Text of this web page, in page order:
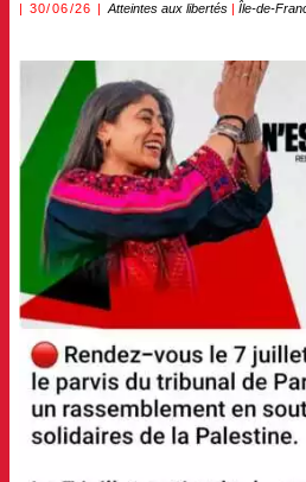
30/06/26 Atteintes aux libertés| Île-de-